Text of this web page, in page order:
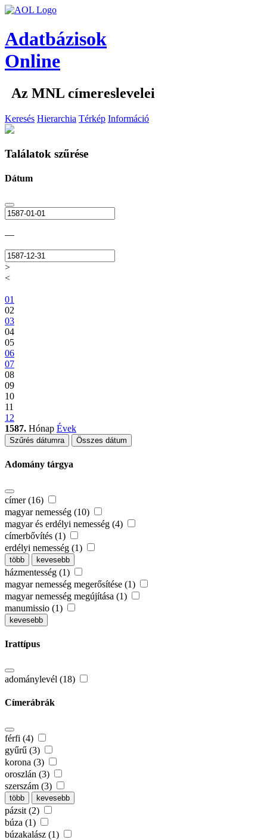
Adatbázisok
Online
Az MNL címereslevelei
Keresés Hierarchia Térkép Információ
Találatok szűrése
Dátum
—
>
<
01
02
03
04
05
06
07
08
09
10
11
12
1587. Hónap Évek
Szűrés dátumra Összes dátum
Adomány tárgya
címer (16)
magyar nemesség (10)
magyar és erdélyi nemesség (4)
címerbővítés (1)
erdélyi nemesség (1)
több kevesebb
házmentesség (1)
magyar nemesség megerősítése (1)
magyar nemesség megújítása (1)
manumissio (1)
kevesebb
Irattípus
adománylevél (18)
Címerábrák
férfi (4)
gyűrű (3)
korona (3)
oroszlán (3)
szerszám (3)
több kevesebb
pázsit (2)
búza (1)
búzakalász (1)